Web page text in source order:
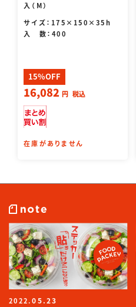
入（M）
サイズ：175×150×35h
入 数：400
15%OFF
16,082 円 税込
在庫がありません
2022.05.23